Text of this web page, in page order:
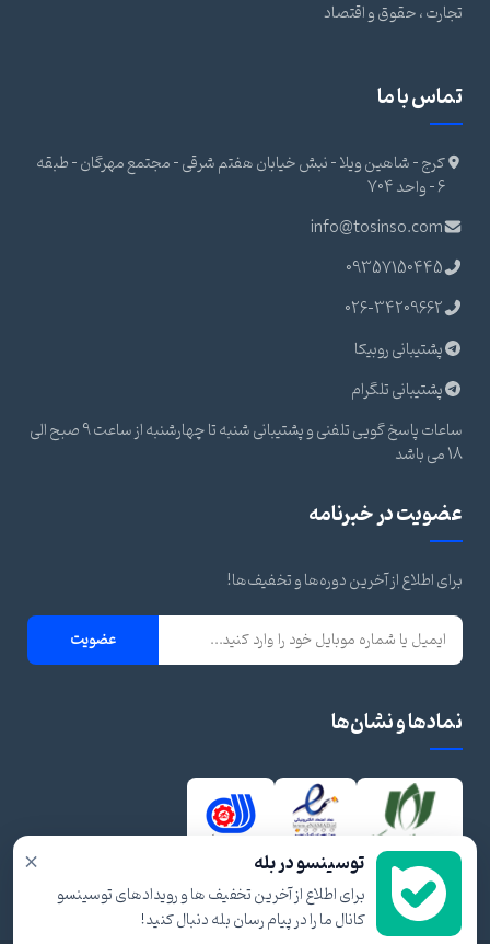
تجارت ، حقوق و اقتصاد
تماس با ما
کرج - شاهین ویلا - نبش خیابان هفتم شرقی - مجتمع مهرگان - طبقه
6 - واحد 704
info@tosinso.com
09357150445
026-34209662
پشتیبانی روبیکا
پشتیبانی تلگرام
ساعات پاسخ گویی تلفنی و پشتیبانی شنبه تا چهارشنبه از ساعت 9 صبح الی
18 می باشد
عضویت در خبرنامه
برای اطلاع از آخرین دوره‌ها و تخفیف‌ها!
عضویت
نمادها و نشان‌ها
× توسینسو در بله
برای اطلاع از آخرین تخفیف ها و رویدادهای توسینسو
کانال ما را در پیام رسان بله دنبال کنید!